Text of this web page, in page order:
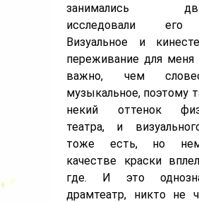
занимались
исследовали
Визуальное и
переживание для меня
важно, чем
музыкальное, поэтому
некий оттенок
театра, и
тоже есть, но
качестве краски
где. И это
драмтеатр, никто не